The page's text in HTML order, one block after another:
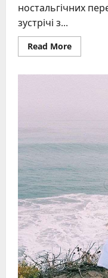
ностальгічних
зустрічі з...
Read MoreRead
more